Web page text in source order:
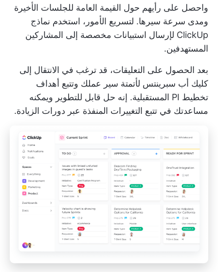
واحصل على رأيهم حول القيمة العامة للجلسات الأخيرة
ومدى سرعة سيرها. لتسريع الأمور، استخدم نماذج
ClickUp لإرسال استبيانات مخصصة إلى المشاركين
المستهدفين.
بعد الحصول على التعليقات، قد ترغب في الانتقال إلى
كليك أب سبرينتس لأتمتة سير عملك وتتبع أهداف
تخطيط PI المستقبلية. إنه حل قابل للتطوير ويمكنه
مساعدتك في تتبع التغييرات المنفذة عبر دورات الزيادة.